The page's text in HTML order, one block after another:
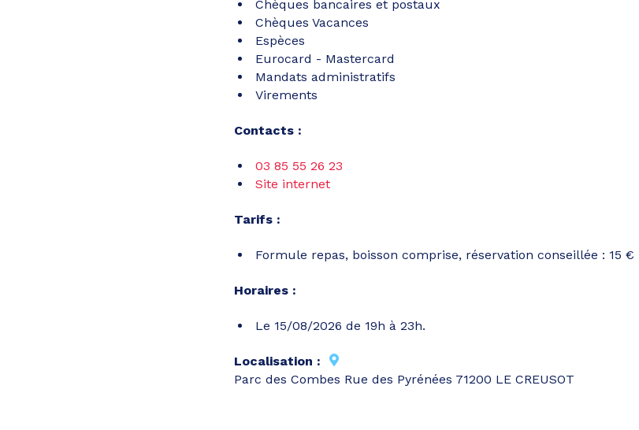
Chèques bancaires et postaux
Chèques Vacances
Espèces
Eurocard - Mastercard
Mandats administratifs
Virements
Contacts :
03 85 55 26 23
Site internet
Tarifs :
Formule repas, boisson comprise, réservation conseillée : 15 €
Horaires :
Le 15/08/2026 de 19h à 23h.
Localisation :
Parc des Combes Rue des Pyrénées 71200 LE CREUSOT